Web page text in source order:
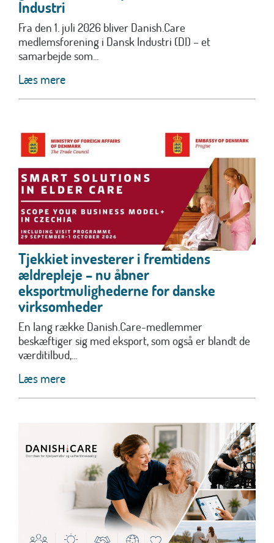
Industri
Fra den 1. juli 2026 bliver Danish.Care
medlemsforening i Dansk Industri (DI) – et
samarbejde som...
Læs mere
Tjekkiet investerer i fremtidens
ældrepleje – nu åbner
eksportmulighederne for danske
virksomheder
En lang række Danish.Care-medlemmer
beskæftiger sig med eksport, som også er blandt de
værditilbud,...
Læs mere